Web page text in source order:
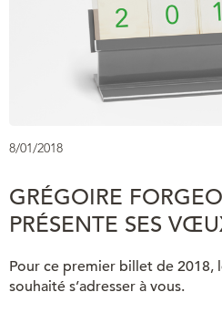
8/01/2018
GRÉGOIRE
PRÉSENTE SES
Pour ce premier billet de 2018,
souhaité s’adresser à vous.